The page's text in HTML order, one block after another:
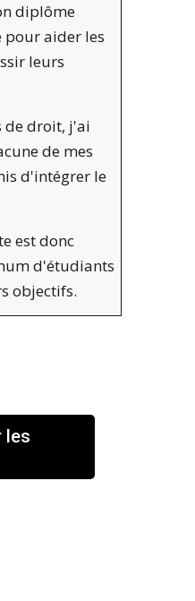
diplôme
pour aider les
leurs
de droit, j'ai
de mes
d'intégrer le
est donc
d'étudiants
objectifs.
les